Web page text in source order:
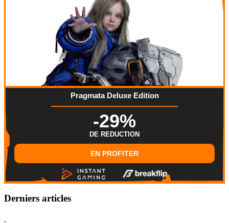
Pragmata Deluxe Edition
-29%
DE REDUCTION
EN PROFITER
Derniers articles